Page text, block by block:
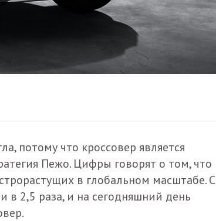
потому что кроссовер является
Пежо. Цифры говорят о том, что
в глобальном масштабе. С
в 2,5 раза, и на сегодняшний день